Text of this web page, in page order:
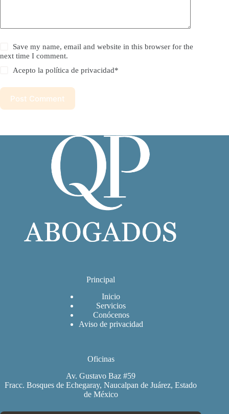
Save my name, email and website in this browser for the
next time I comment.
Acepto la política de privacidad*
Post Comment
Principal
Inicio
Servicios
Conócenos
Aviso de privacidad
Oficinas
Av. Gustavo Baz #59
Fracc. Bosques de Echegaray, Naucalpan de Juárez, Estado
de México